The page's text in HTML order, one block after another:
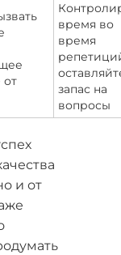
от
время во
время
запас на
вопросы
и от